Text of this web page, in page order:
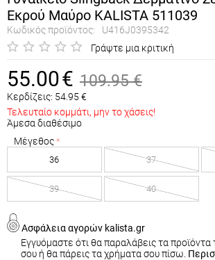
Εκρού Μαύρο KALISTA 511039
Κωδικός προϊόντος:
U416J0395342
Γράψτε μια κριτική
55.00€ 109.95 €
Κερδίζεις: 54.95 €
Τελευταίο κομμάτι, μην το χάσεις!
Άμεσα διαθέσιμο
Μέγεθος
36 37
39 40
Ασφάλεια αγορών kalista.gr
Εγγυόμαστε ότι θα παραλάβεις τα προϊόντα
σου ή θα πάρεις τα χρήματα σου πίσω.